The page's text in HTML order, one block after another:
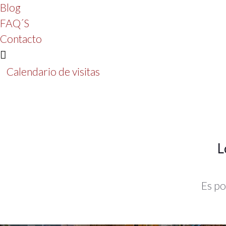
Blog
FAQ´S
Contacto
Calendario de visitas
Es